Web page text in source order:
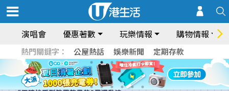
演唱會 優惠著數 玩樂情報 購物情報
熱門關鍵字： 公屋熱話 娛樂新聞 定期存款